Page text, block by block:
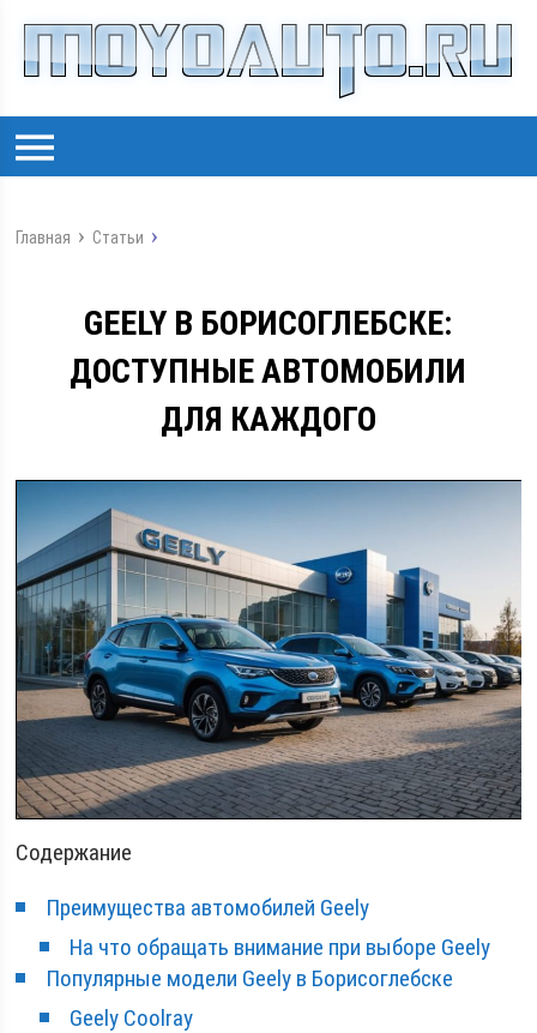
Главная Статьи
GEELY В БОРИСОГЛЕБСКЕ:
ДОСТУПНЫЕ АВТОМОБИЛИ
ДЛЯ КАЖДОГО
Содержание
Преимущества автомобилей Geely
На что обращать внимание при выборе Geely
Популярные модели Geely в Борисоглебске
Geely Coolray